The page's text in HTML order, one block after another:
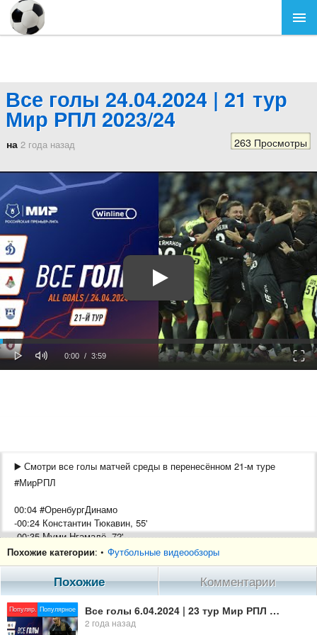
Все голы 24.04.2024 | 21 тур
Мир РПЛ 2023/24
на 2 года назад 263 Просмотры
Play
Current
0:00 / Duration
3:59
▶️ Смотри все голы матчей среды в перенесённом 21-м туре
#МирРПЛ
00:04 #ОренбургДинамо
-00:24 Константин Тюкавин, 55'
-00:35 Муми Нгамалё, 72'
-00:46 Брайан Мансилья, 77'
01:01 #ПариННЛокомотив
-01:11 Николай Калинский, 35'
-01:22 Николай Калинский, 59'
-01:25 Тимур Сулейманов, 75'
-01:40 Антон Миранчук, 90+2'
Похожие категории: • Футбольные видеообзоры
Похожие Комментарии
Популяр. Популярное Все голы 6.04.2024 | 23 тур Мир РПЛ 2023/24
2 года назад